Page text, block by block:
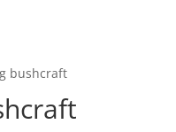
bushcraft